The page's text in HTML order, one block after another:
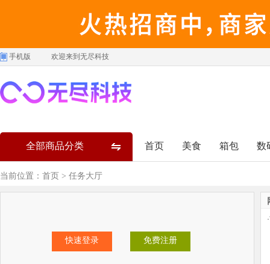
手机版 欢迎来到无尽科技
全部商品分类 首页 美食 箱包 数
当前位置： 首页 > 任务大厅
快速登录 免费注册
·